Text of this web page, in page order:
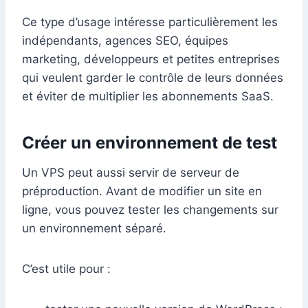
Ce type d’usage intéresse particulièrement les
indépendants, agences SEO, équipes
marketing, développeurs et petites entreprises
qui veulent garder le contrôle de leurs données
et éviter de multiplier les abonnements SaaS.
Créer un environnement de test
Un VPS peut aussi servir de serveur de
préproduction. Avant de modifier un site en
ligne, vous pouvez tester les changements sur
un environnement séparé.
C’est utile pour :